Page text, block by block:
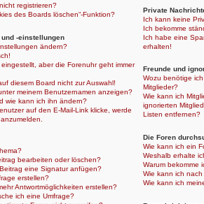
registrieren?
des Boards löschen“-Funktion?
-einstellungen
ändern?
aber die Forenuhr geht immer
diesem Board nicht zur Auswahl!
meinem Benutzernamen anzeigen?
wie kann ich ihn ändern?
auf den E-Mail-Link klicke, werde
bearbeiten oder löschen?
eine Signatur anfügen?
erstellen?
Antwortmöglichkeiten erstellen?
ich eine Umfrage?
Private
Ich kann keine
Ich bekomme
Ich habe eine
erhalten!
Freunde und
Wozu benötige
Mitglieder?
Wie kann ich
ignorierten
Listen entfernen?
Die Foren
Wie kann ich ein
Weshalb erhalte
Warum bekomme
Wie kann ich
Wie kann ich